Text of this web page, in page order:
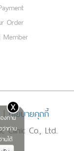
งท่าน
ว่าท่าน
นได้
x
Order
Member
นโยบายคุกกี้
Clinic Co., Ltd.